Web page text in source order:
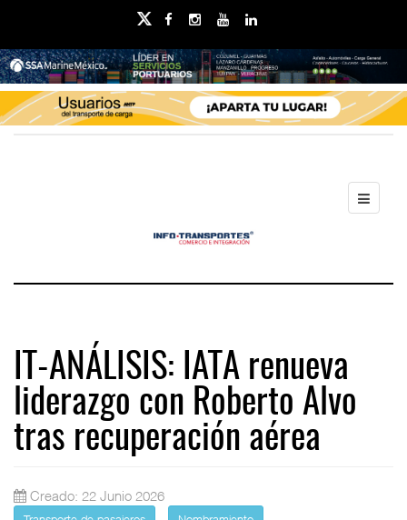
IT-ANÁLISIS: IATA renueva
liderazgo con Roberto Alvo
tras recuperación aérea
Creado: 22 Junio 2026